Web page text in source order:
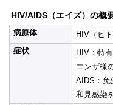
HIV/AIDS（エイズ）の概
病原体
HIV（ヒ
症状
HIV：特
エンザ様
AIDS：免
和見感染